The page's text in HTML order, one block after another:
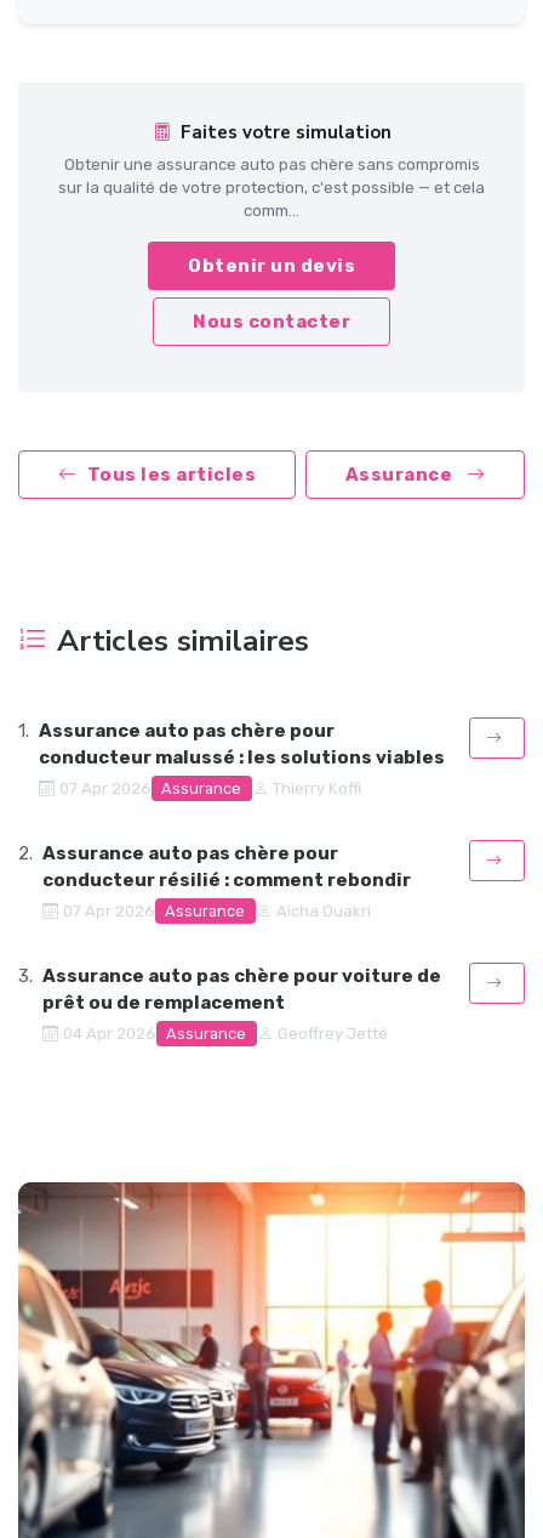
Faites votre simulation
Obtenir une assurance auto pas chère sans compromis
sur la qualité de votre protection, c'est possible — et cela
comm...
Obtenir un devis
Nous contacter
Tous les articles Assurance
Articles similaires
Assurance auto pas chère pour
conducteur malussé : les solutions viables
07 Apr 2026 Assurance Thierry Koffi
Assurance auto pas chère pour
conducteur résilié : comment rebondir
07 Apr 2026 Assurance Aïcha Ouakri
Assurance auto pas chère pour voiture de
prêt ou de remplacement
04 Apr 2026 Assurance Geoffrey Jetté